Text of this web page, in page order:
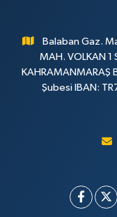
Balaban Gaz.
MAH. VOLKAN 1
KAHRAMANMARAŞ
Şubesi IBAN: